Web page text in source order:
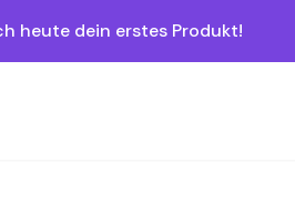
heute dein erstes Produkt!